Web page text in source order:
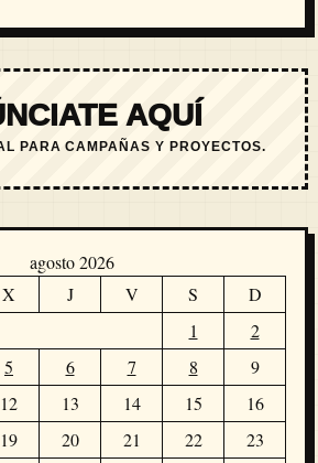
AQUÍ
PARA CAMPAÑAS Y PROYECTOS.
agosto 2026
X J V S
D
1
2
5 6 7 8
9
12 13 14 15
16
19 20 21 22
23